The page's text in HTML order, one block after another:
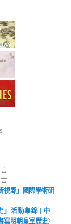
視野」國際學術研
」活動集錦 | 中
寫明朝皇室歷史〉